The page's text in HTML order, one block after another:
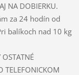
NA DOBIERKU.
za 24 hodín od
balíkoch nad 10 kg
OSTATNÉ
TELEFONICKOM